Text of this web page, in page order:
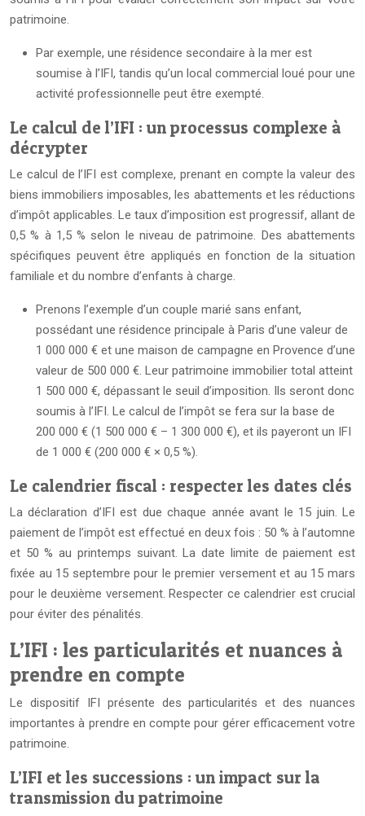
patrimoine.
Par exemple, une résidence secondaire à la mer est
soumise à l’IFI, tandis qu’un local commercial loué pour une
activité professionnelle peut être exempté.
Le calcul de l’IFI : un processus complexe à
décrypter
Le calcul de l’IFI est complexe, prenant en compte la valeur des
biens immobiliers imposables, les abattements et les réductions
d’impôt applicables. Le taux d’imposition est progressif, allant de
0,5 % à 1,5 % selon le niveau de patrimoine. Des abattements
spécifiques peuvent être appliqués en fonction de la situation
familiale et du nombre d’enfants à charge.
Prenons l’exemple d’un couple marié sans enfant,
possédant une résidence principale à Paris d’une valeur de
1 000 000 € et une maison de campagne en Provence d’une
valeur de 500 000 €. Leur patrimoine immobilier total atteint
1 500 000 €, dépassant le seuil d’imposition. Ils seront donc
soumis à l’IFI. Le calcul de l’impôt se fera sur la base de
200 000 € (1 500 000 € – 1 300 000 €), et ils payeront un IFI
de 1 000 € (200 000 € × 0,5 %).
Le calendrier fiscal : respecter les dates clés
La déclaration d’IFI est due chaque année avant le 15 juin. Le
paiement de l’impôt est effectué en deux fois : 50 % à l’automne
et 50 % au printemps suivant. La date limite de paiement est
fixée au 15 septembre pour le premier versement et au 15 mars
pour le deuxième versement. Respecter ce calendrier est crucial
pour éviter des pénalités.
L’IFI : les particularités et nuances à
prendre en compte
Le dispositif IFI présente des particularités et des nuances
importantes à prendre en compte pour gérer efficacement votre
patrimoine.
L’IFI et les successions : un impact sur la
transmission du patrimoine